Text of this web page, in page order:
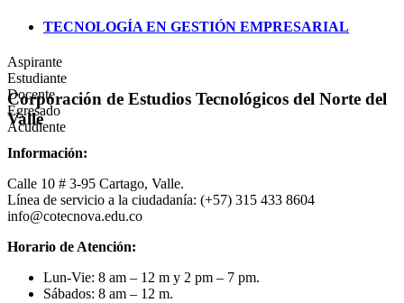
TECNOLOGÍA EN GESTIÓN EMPRESARIAL
Aspirante
Estudiante
Docente
Egresado
Acudiente
Corporación de Estudios Tecnológicos del Norte del
Valle
Información:
Calle 10 # 3-95 Cartago, Valle.
Línea de servicio a la ciudadanía: (+57) 315 433 8604
info@cotecnova.edu.co
Horario de Atención:
Lun-Vie: 8 am – 12 m y 2 pm – 7 pm.
Sábados: 8 am – 12 m.